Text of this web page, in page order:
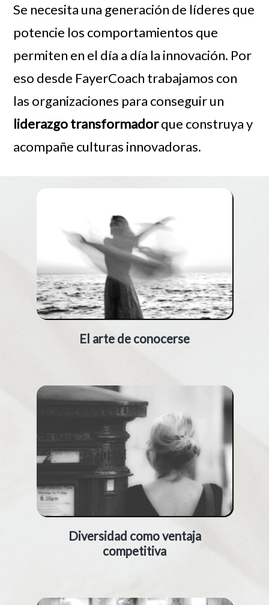
Se necesita una generación de líderes que
potencie los comportamientos que
permiten en el día a día la innovación. Por
eso desde FayerCoach trabajamos con
las organizaciones para conseguir un
liderazgo transformadorque construya y
acompañe culturas innovadoras.
El arte de conocerse
Diversidad como ventaja
competitiva